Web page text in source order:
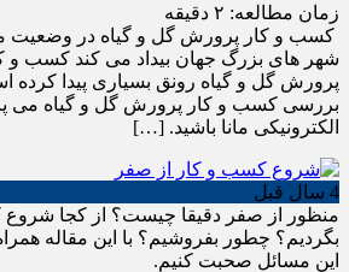
زمان مطالعه: ۲ دقیقه
کسب و کار پرورش گل و گیاه در وضعیت
شهر های بزرگ جهان بیداد می کند کسب و
پرورش گل و گیاه رونق بسیاری پیدا کرده
بررسی کسب و کار پرورش گل و گیاه می
الکترونیکی مانا باشید. […]
4 سال قبل
منظور از صفر دقیقا چیست؟ از کجا شروع
بگردیم؟ چطور بفروشیم؟ با این مقاله
این مسائل صحبت کنیم.